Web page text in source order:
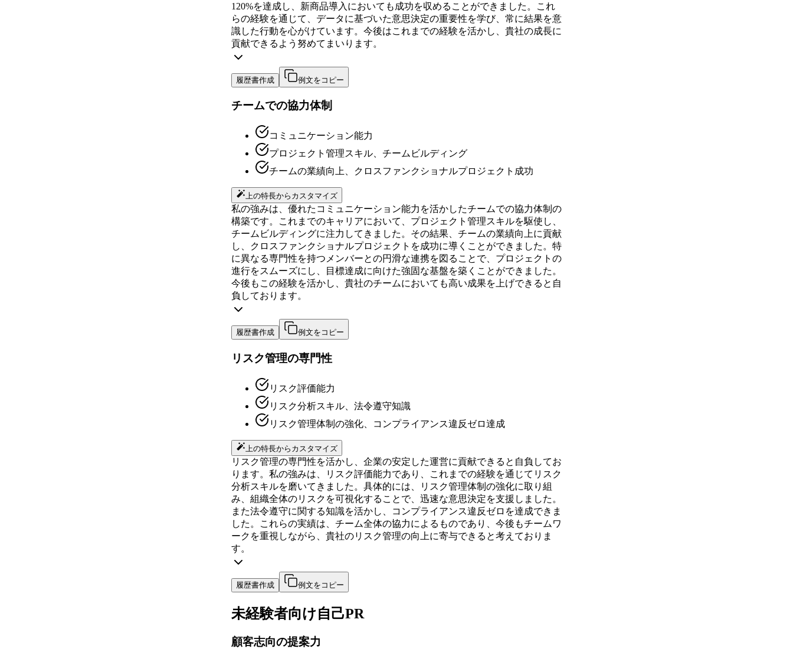
120%を達成し、新商品導入においても成功を収めることができました。これ
らの経験を通じて、データに基づいた意思決定の重要性を学び、常に結果を意
識した行動を心がけています。今後はこれまでの経験を活かし、貴社の成長に
貢献できるよう努めてまいります。
履歴書作成 例文をコピー
チームでの協力体制
コミュニケーション能力
プロジェクト管理スキル、チームビルディング
チームの業績向上、クロスファンクショナルプロジェクト成功
上の特長からカスタマイズ
私の強みは、優れたコミュニケーション能力を活かしたチームでの協力体制の
構築です。これまでのキャリアにおいて、プロジェクト管理スキルを駆使し、
チームビルディングに注力してきました。その結果、チームの業績向上に貢献
し、クロスファンクショナルプロジェクトを成功に導くことができました。特
に異なる専門性を持つメンバーとの円滑な連携を図ることで、プロジェクトの
進行をスムーズにし、目標達成に向けた強固な基盤を築くことができました。
今後もこの経験を活かし、貴社のチームにおいても高い成果を上げできると自
負しております。
履歴書作成 例文をコピー
リスク管理の専門性
リスク評価能力
リスク分析スキル、法令遵守知識
リスク管理体制の強化、コンプライアンス違反ゼロ達成
上の特長からカスタマイズ
リスク管理の専門性を活かし、企業の安定した運営に貢献できると自負してお
ります。私の強みは、リスク評価能力であり、これまでの経験を通じてリスク
分析スキルを磨いてきました。具体的には、リスク管理体制の強化に取り組
み、組織全体のリスクを可視化することで、迅速な意思決定を支援しました。
また法令遵守に関する知識を活かし、コンプライアンス違反ゼロを達成できま
した。これらの実績は、チーム全体の協力によるものであり、今後もチームワ
ークを重視しながら、貴社のリスク管理の向上に寄与できると考えておりま
す。
履歴書作成 例文をコピー
未経験者向け自己PR
顧客志向の提案力